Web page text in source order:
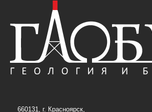
660131, г. Красноярск,